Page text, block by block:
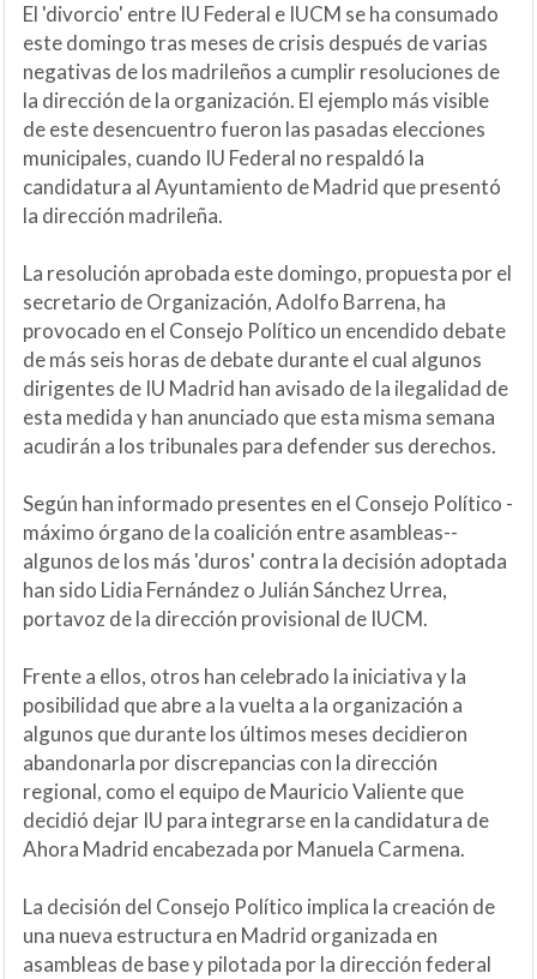
El 'divorcio' entre IU Federal e IUCM se ha consumado
este domingo tras meses de crisis después de varias
negativas de los madrileños a cumplir resoluciones de
la dirección de la organización. El ejemplo más visible
de este desencuentro fueron las pasadas elecciones
municipales, cuando IU Federal no respaldó la
candidatura al Ayuntamiento de Madrid que presentó
la dirección madrileña.
La resolución aprobada este domingo, propuesta por el
secretario de Organización, Adolfo Barrena, ha
provocado en el Consejo Político un encendido debate
de más seis horas de debate durante el cual algunos
dirigentes de IU Madrid han avisado de la ilegalidad de
esta medida y han anunciado que esta misma semana
acudirán a los tribunales para defender sus derechos.
Según han informado presentes en el Consejo Político -
máximo órgano de la coalición entre asambleas--
algunos de los más 'duros' contra la decisión adoptada
han sido Lidia Fernández o Julián Sánchez Urrea,
portavoz de la dirección provisional de IUCM.
Frente a ellos, otros han celebrado la iniciativa y la
posibilidad que abre a la vuelta a la organización a
algunos que durante los últimos meses decidieron
abandonarla por discrepancias con la dirección
regional, como el equipo de Mauricio Valiente que
decidió dejar IU para integrarse en la candidatura de
Ahora Madrid encabezada por Manuela Carmena.
La decisión del Consejo Político implica la creación de
una nueva estructura en Madrid organizada en
asambleas de base y pilotada por la dirección federal